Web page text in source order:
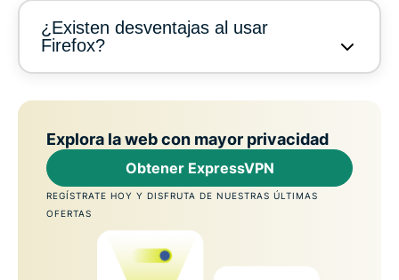
¿Existen desventajas al usar
Firefox?
Explora la web con mayor privacidad
Obtener ExpressVPN
REGÍSTRATE HOY Y DISFRUTA DE NUESTRAS ÚLTIMAS
OFERTAS